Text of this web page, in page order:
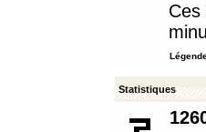
Ces
Statistiques